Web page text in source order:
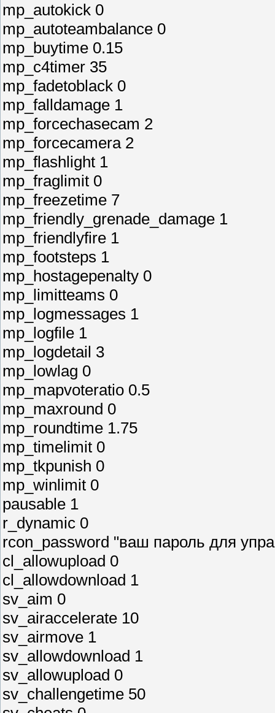
mp_autokick 0
mp_autoteambalance 0
mp_buytime 0.15
mp_c4timer 35
mp_fadetoblack 0
mp_falldamage 1
mp_forcechasecam 2
mp_forcecamera 2
mp_flashlight 1
mp_fraglimit 0
mp_freezetime 7
mp_friendly_grenade_damage 1
mp_friendlyfire 1
mp_footsteps 1
mp_hostagepenalty 0
mp_limitteams 0
mp_logmessages 1
mp_logfile 1
mp_logdetail 3
mp_lowlag 0
mp_mapvoteratio 0.5
mp_maxround 0
mp_roundtime 1.75
mp_timelimit 0
mp_tkpunish 0
mp_winlimit 0
pausable 1
r_dynamic 0
rcon_password "ваш пароль для
cl_allowupload 0
cl_allowdownload 1
sv_aim 0
sv_airaccelerate 10
sv_airmove 1
sv_allowdownload 1
sv_allowupload 0
sv_challengetime 50